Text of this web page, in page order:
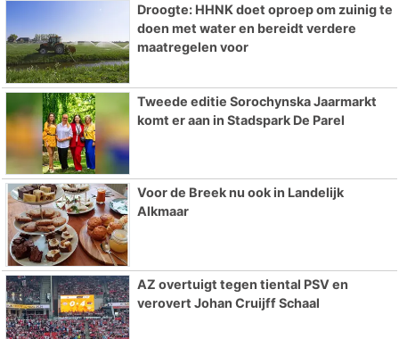
Droogte: HHNK doet oproep om zuinig te
doen met water en bereidt verdere
maatregelen voor
Tweede editie Sorochynska Jaarmarkt
komt er aan in Stadspark De Parel
Voor de Breek nu ook in Landelijk
Alkmaar
AZ overtuigt tegen tiental PSV en
verovert Johan Cruijff Schaal